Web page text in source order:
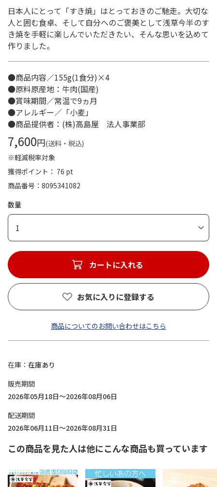
日本人にとって「すき焼」はとっておきのご馳走。大切な
人と囲む食卓、そして自分へのご褒美として浅草今半のす
き焼を手軽に楽しんでいただきたい、そんな思いを込めて
作りました。
●商品内容／155g(1食分)×4
●原料原産地：牛肉(国産)
●賞味期間／常温で9ヵ月
●アレルギー／「小麦」
●商品提供者：(株)高島屋 法人事業部
7,600円(送料・税込)
※軽減税率対象
獲得ポイント： 76 pt
商品番号
8095341082
数量
1
カートに入れる
お気に入りに登録する
商品についてのお問い合わせはこちら
在庫
在庫あり
販売期間
2026年05月18日～2026年08月06日
配送期間
2026年06月11日～2026年08月31日
この商品を見た人は他にこんな商品も買っています